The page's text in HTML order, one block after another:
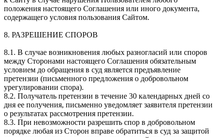
положения настоящего Соглашения или иного документа,
содержащего условия пользования Сайтом.
8. РАЗРЕШЕНИЕ СПОРОВ
8.1. В случае возникновения любых разногласий или споров
между Сторонами настоящего Соглашения обязательным
условием до обращения в суд является предъявление
претензии (письменного предложения о добровольном
урегулировании спора).
8.2. Получатель претензии в течение 30 календарных дней со
дня ее получения, письменно уведомляет заявителя претензии
о результатах рассмотрения претензии.
8.3. При невозможности разрешить спор в добровольном
порядке любая из Сторон вправе обратиться в суд за защитой